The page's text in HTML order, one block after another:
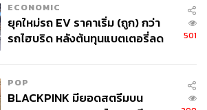
ECONOMIC
ยุคใหม่รถ EV ราคาเริ่ม (ถูก) กว่า
รถไฮบริด หลังต้นทุนแบตเตอรี่ลด
501
POP
BLACKPINK มียอดสตรีมบน